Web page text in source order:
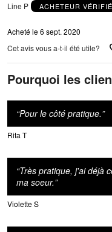
Line P ACHETEUR VÉRIFIÉ
Acheté le 6 sept. 2020
Cet avis vous a-t-il été utile?
Pourquoi les
“Pour le côté pratique.”
Rita T
“Très pratique, j'ai déjà
ma soeur.”
Violette S